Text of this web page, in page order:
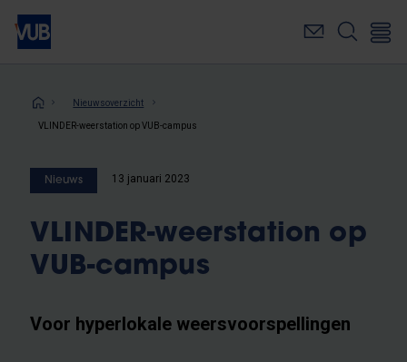
Overslaan
naar
inhoudKruimelpad
Nieuwsoverzicht
VLINDER-weerstation op VUB-campus
Nieuws 13 januari 2023
VLINDER-weerstation op
VUB-campus
Voor hyperlokale weersvoorspellingen